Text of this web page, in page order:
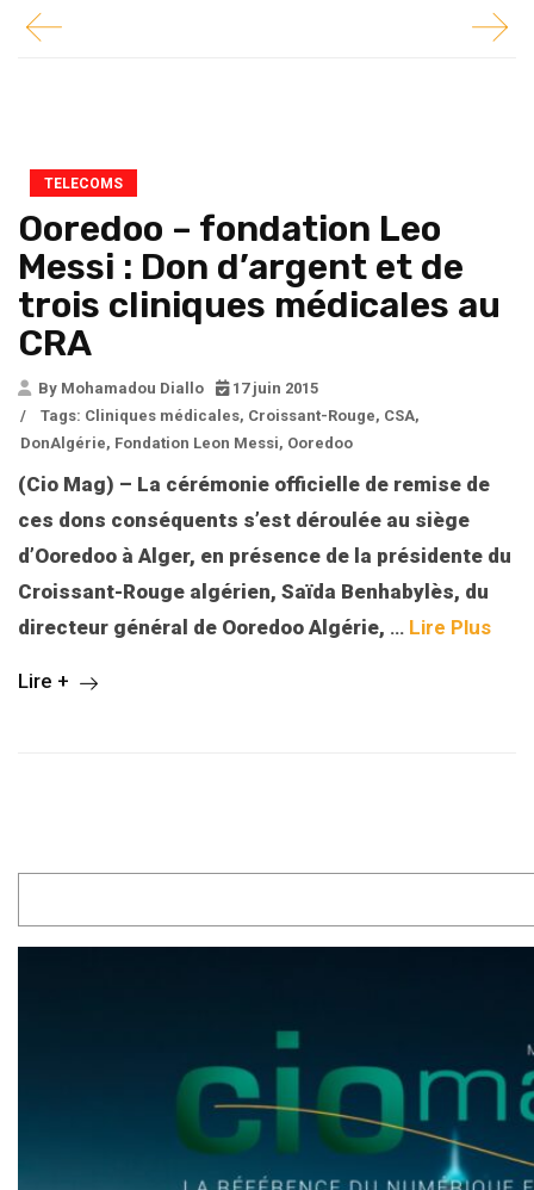
TELECOMS
Ooredoo – fondation Leo
Messi : Don d’argent et de
trois cliniques médicales au
CRA
By Mohamadou Diallo
17 juin 2015
/
Tags: Cliniques médicales, Croissant-Rouge, CSA,
DonAlgérie, Fondation Leon Messi, Ooredoo
(Cio Mag) – La cérémonie officielle de remise de
ces dons conséquents s’est déroulée au siège
d’Ooredoo à Alger, en présence de la présidente du
Croissant-Rouge algérien, Saïda Benhabylès, du
directeur général de Ooredoo Algérie, … Lire Plus
Lire +